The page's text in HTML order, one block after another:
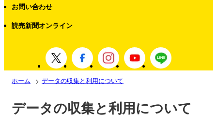
お問い合わせ
読売新聞オンライン
ホーム データの収集と利用について
データの収集と利用について